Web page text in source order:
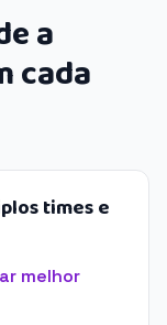
a
cada
times e
melhor